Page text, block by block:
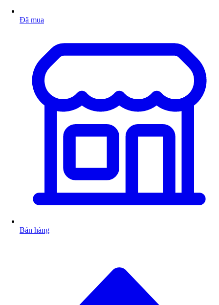
Đã mua
Bán hàng